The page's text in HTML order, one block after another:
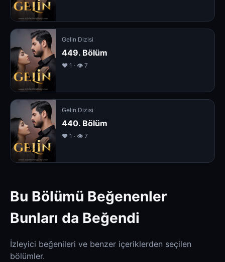
Gelin Dizisi
449. Bölüm
❤️ 1 · 👁 7
Gelin Dizisi
440. Bölüm
❤️ 1 · 👁 7
Bu Bölümü Beğenenler
Bunları da Beğendi
İzleyici beğenileri ve benzer içeriklerden seçilen
bölümler.